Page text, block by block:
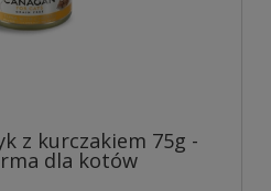
z kurczakiem 75g -
dla kotów